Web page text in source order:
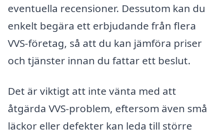
eventuella recensioner. Dessutom kan du
enkelt begära ett erbjudande från flera
VVS-företag, så att du kan jämföra priser
och tjänster innan du fattar ett beslut.
Det är viktigt att inte vänta med att
åtgärda VVS-problem, eftersom även små
läckor eller defekter kan leda till större